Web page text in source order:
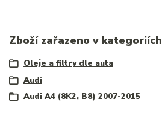
Zboží zařazeno v kategoriích
Oleje a filtry dle auta
Audi
Audi A4 (8K2, B8) 2007-2015